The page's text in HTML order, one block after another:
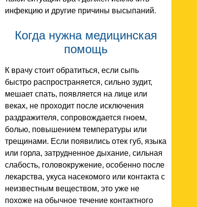
инфекцию и другие причины высыпаний.
Когда нужна медицинская
помощь
К врачу стоит обратиться, если сыпь
быстро распространяется, сильно зудит,
мешает спать, появляется на лице или
веках, не проходит после исключения
раздражителя, сопровождается гноем,
болью, повышением температуры или
трещинами. Если появились отек губ, языка
или горла, затрудненное дыхание, сильная
слабость, головокружение, особенно после
лекарства, укуса насекомого или контакта с
неизвестным веществом, это уже не
похоже на обычное течение контактного